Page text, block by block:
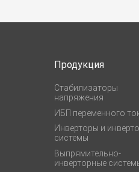
Продукция
Стабилизаторы
напряжения
ИБП переменного
Инверторы и
системы
Выпрямительно-
инверторные